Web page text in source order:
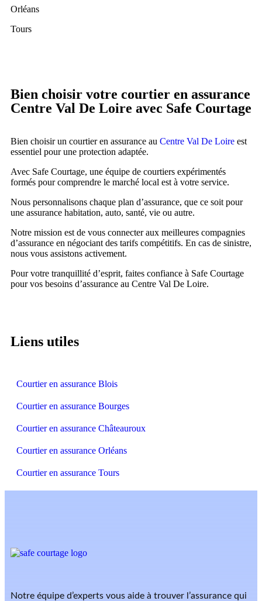
Orléans
Tours
Bien choisir votre courtier en assurance
Centre Val De Loire avec Safe Courtage
Bien choisir un courtier en assurance au Centre Val De Loire est
essentiel pour une protection adaptée.
Avec Safe Courtage, une équipe de courtiers expérimentés
formés pour comprendre le marché local est à votre service.
Nous personnalisons chaque plan d’assurance, que ce soit pour
une assurance habitation, auto, santé, vie ou autre.
Notre mission est de vous connecter aux meilleures compagnies
d’assurance en négociant des tarifs compétitifs. En cas de sinistre,
nous vous assistons activement.
Pour votre tranquillité d’esprit, faites confiance à Safe Courtage
pour vos besoins d’assurance au Centre Val De Loire.
Liens utiles
Courtier en assurance Blois
Courtier en assurance Bourges
Courtier en assurance Châteauroux
Courtier en assurance Orléans
Courtier en assurance Tours
Notre équipe d’experts vous aide à trouver l’assurance qui